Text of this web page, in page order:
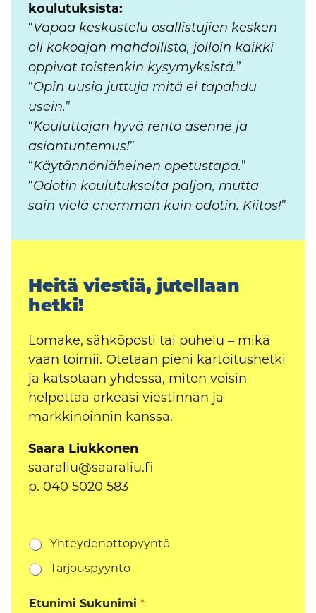
koulutuksista:
“Vapaa keskustelu osallistujien kesken
oli kokoajan mahdollista, jolloin kaikki
oppivat toistenkin kysymyksistä.”
“Opin uusia juttuja mitä ei tapahdu
usein.”
“Kouluttajan hyvä rento asenne ja
asiantuntemus!”
“Käytännönläheinen opetustapa.”
“Odotin koulutukselta paljon, mutta
sain vielä enemmän kuin odotin. Kiitos!”
Heitä viestiä, jutellaan
hetki!
Lomake, sähköposti tai puhelu – mikä
vaan toimii. Otetaan pieni kartoitushetki
ja katsotaan yhdessä, miten voisin
helpottaa arkeasi viestinnän ja
markkinoinnin kanssa.
Saara Liukkonen
saaraliu@saaraliu.fi
p. 040 5020 583
A
i
*
Yhteydenottopyyntö
Tarjouspyyntö
Etunimi Sukunimi *